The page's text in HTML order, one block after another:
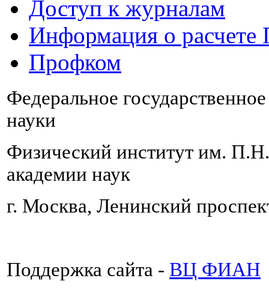
Доступ к журналам
Информация о
Профком
Федеральное
науки
Физический институт им.
академии наук
г. Москва, Ленинский
Поддержка сайта - ВЦ ФИАН